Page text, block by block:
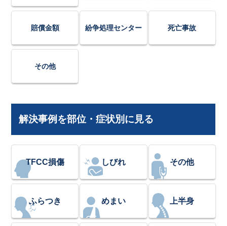
賠償金額 紛争処理センター 死亡事故
その他
解決事例を部位・症状別に見る
TFCC損傷 しびれ その他
ふらつき めまい 上半身